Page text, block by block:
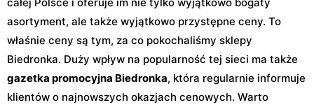
asortyment, ale także wyjątkowo przystępne ceny. To
właśnie ceny są tym, za co pokochaliśmy sklepy
Biedronka. Duży wpływ na popularność tej sieci ma także
gazetka promocyjna Biedronka, która regularnie informuje
klientów o najnowszych okazjach cenowych. Warto